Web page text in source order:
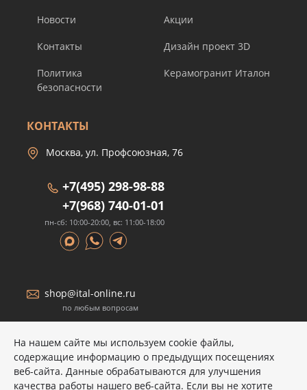
Новости
Контакты
Политика
безопасности
Акции
Дизайн проект 3D
Керамогранит Италон
КОНТАКТЫ
Москва, ул. Профсоюзная, 76
+7(495) 298-98-88
+7(968) 740-01-01
пн-сб: 10:00-20:00, вс: 11:00-18:00
shop@ital-online.ru
по любым вопросам
На нашем сайте мы используем cookie файлы,
содержащие информацию о предыдущих посещениях
веб-сайта. Данные обрабатываются для улучшения
качества работы нашего веб-сайта. Если вы не хотите